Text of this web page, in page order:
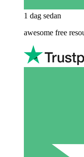
1 dag sedan
awesome free